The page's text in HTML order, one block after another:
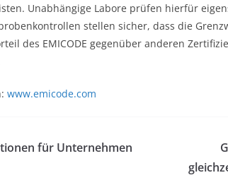
Unabhängige Labore prüfen hierfür
stellen sicher, dass die
des EMICODE gegenüber anderen
www.emicode.com
für Unternehmen